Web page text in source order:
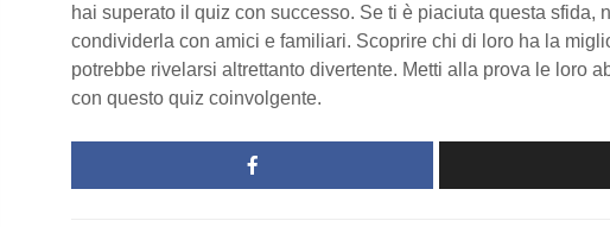
hai superato il quiz con successo. Se ti è piaciuta questa sfida,
condividerla con amici e familiari. Scoprire chi di loro ha la
potrebbe rivelarsi altrettanto divertente. Metti alla prova le loro
con questo quiz coinvolgente.